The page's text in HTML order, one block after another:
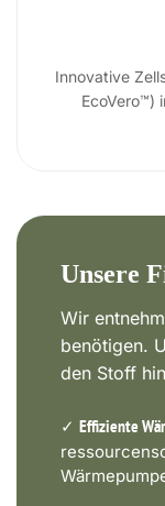
Innovative
EcoVero™)
Unsere
Wir
benötigen.
den Stoff
✓ Effiziente